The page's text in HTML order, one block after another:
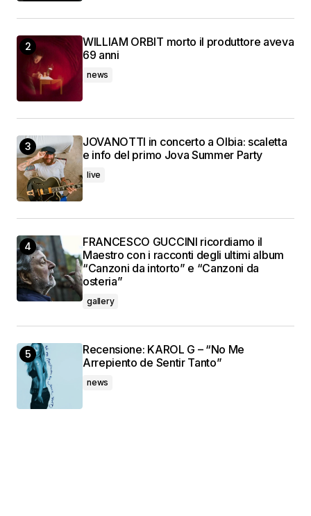
WILLIAM ORBIT morto il produttore aveva
69 anni
news
JOVANOTTI in concerto a Olbia: scaletta
e info del primo Jova Summer Party
live
FRANCESCO GUCCINI ricordiamo il
Maestro con i racconti degli ultimi album
“Canzoni da intorto” e “Canzoni da
osteria”
gallery
Recensione: KAROL G – “No Me
Arrepiento de Sentir Tanto”
news